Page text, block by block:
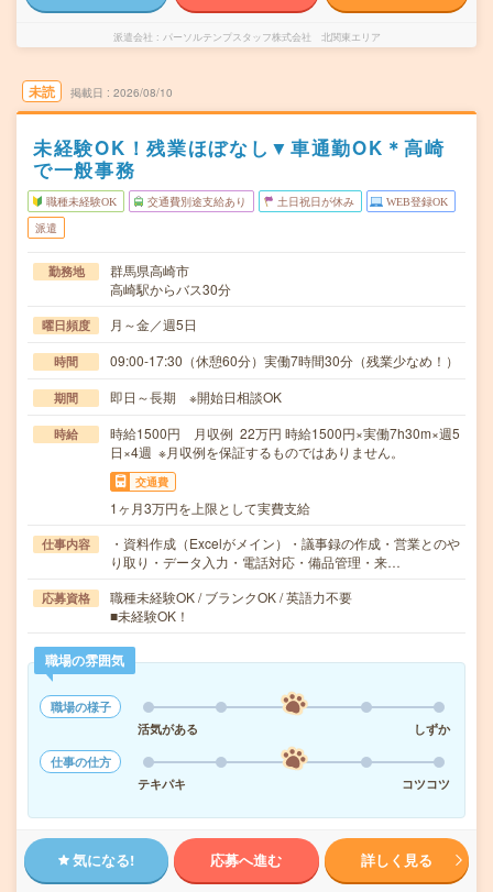
派遣会社 パーソルテンプスタッフ株式会社 北関東エリア
未読 掲載日 2026/08/10
未経験OK！残業ほぼなし▼車通勤OK＊高崎
で一般事務
職種未経験OK 交通費別途支給あり 土日祝日が休み WEB登録OK
派遣
勤務地
群馬県高崎市
高崎駅からバス30分
曜日頻度 月～金／週5日
時間 09:00-17:30（休憩60分）実働7時間30分（残業少なめ！）
期間 即日～長期 ※開始日相談OK
時給
時給1500円 月収例 22万円 時給1500円×実働7h30m×週5
日×4週 ※月収例を保証するものではありません。
交通費
1ヶ月3万円を上限として実費支給
仕事内容
・資料作成（Excelがメイン）・議事録の作成・営業とのや
り取り・データ入力・電話対応・備品管理・来…
応募資格
職種未経験OK / ブランクOK / 英語力不要
■未経験OK！
職場の雰囲気
職場の様子
活気がある
しずか
仕事の仕方
テキパキ
コツコツ
気になる! 応募へ進む 詳しく見る